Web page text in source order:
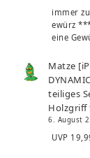
immer
ewürz
eine
Matze
teiliges
Holzgriff
6. August
UVP